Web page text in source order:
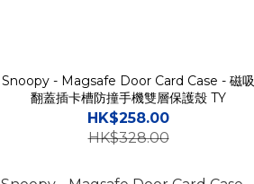
Snoopy - Magsafe Door Card Case - 磁吸
翻蓋插卡槽防撞手機雙層保護殼 TY
HK$258.00
HK$328.00